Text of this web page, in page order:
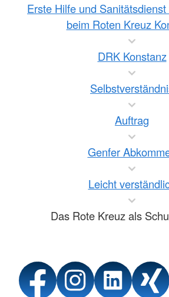
Erste Hilfe und
beim Roten Kreuz
DRK Konstanz
Auftrag
Genfer
Leicht
Das Rote Kreuz als